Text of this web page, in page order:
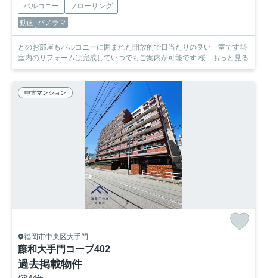
バルコニー
フローリング
動画 パノラマ
どのお部屋もバルコニーに囲まれた開放的で日当たりの良い一室です◎
室内のリフォームは完成していつでもご案内が可能です 桜... もっと見る
中古マンション
福岡市中央区大手門
藤和大手門コープ402
過去掲載物件